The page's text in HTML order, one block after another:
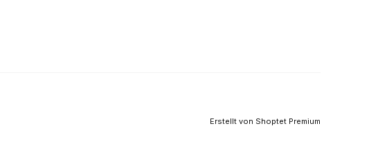
Erstellt von Shoptet Premium